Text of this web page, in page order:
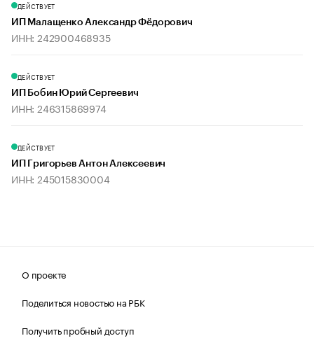
ДЕЙСТВУЕТ
ИП Малащенко Александр Фёдорович
ИНН: 242900468935
ДЕЙСТВУЕТ
ИП Бобин Юрий Сергеевич
ИНН: 246315869974
ДЕЙСТВУЕТ
ИП Григорьев Антон Алексеевич
ИНН: 245015830004
О проекте
Поделиться новостью на РБК
Получить пробный доступ